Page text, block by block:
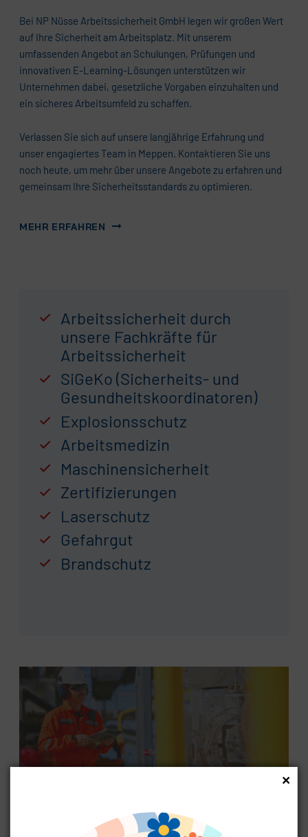
Bei NP Nüsse Arbeitssicherheit GmbH legen wir großen Wert
auf Ihre Sicherheit am Arbeitsplatz. Mit unserem
umfassenden Angebot an Schulungen, Prüfungen und
innovativen E-Learning-Lösungen unterstützen wir
Unternehmen dabei, gesetzliche Vorgaben einzuhalten und
ein sicheres Arbeitsumfeld zu schaffen.
Verlassen Sie sich auf unsere langjährige Erfahrung und
unser engagiertes Team in Meppen. Kontaktieren Sie uns
noch heute, um mehr über unsere Angebote zu erfahren und
gemeinsam Ihre Sicherheitsstandards zu optimieren.
MEHR ERFAHREN
Arbeitssicherheit durch
unsere Fachkräfte für
Arbeitssicherheit
SiGeKo (Sicherheits- und
Gesundheitskoordinatoren)
Explosionsschutz
Arbeitsmedizin
Maschinensicherheit
Zertifizierungen
Laserschutz
Gefahrgut
Brandschutz
ARBEITSSICHERHEIT
×